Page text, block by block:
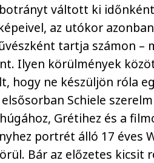
váltott ki
az utókor
tartja számon –
Ilyen körülmények
hogy ne készüljön róla
Schiele
Grétihez és a
portrét álló 17 éves
Bár az előzetes kicsit